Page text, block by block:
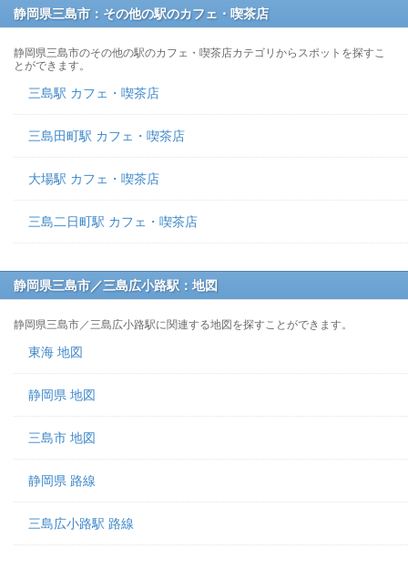
静岡県三島市：その他の駅のカフェ・喫茶店
静岡県三島市のその他の駅のカフェ・喫茶店カテゴリからスポットを探すこ
とができます。
三島駅 カフェ・喫茶店
三島田町駅 カフェ・喫茶店
大場駅 カフェ・喫茶店
三島二日町駅 カフェ・喫茶店
静岡県三島市／三島広小路駅：地図
静岡県三島市／三島広小路駅に関連する地図を探すことができます。
東海 地図
静岡県 地図
三島市 地図
静岡県 路線
三島広小路駅 路線